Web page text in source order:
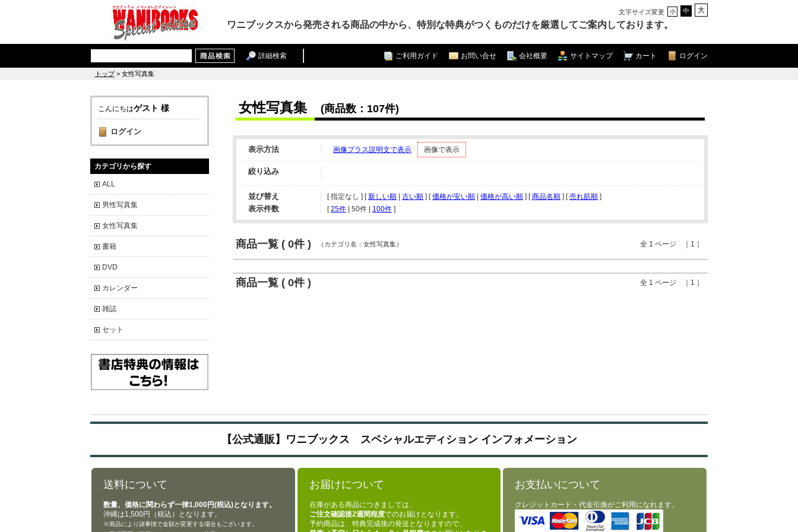
文字サイズ変更 小 中 大
ワニブックスから発売される商品の中から、特別な特典がつくものだけを厳選してご案内しております。
詳細検索 ログイン
カート
サイトマップ
会社概要
お問い合せ
ご利用ガイド
トップ> 女性写真集
こんにちはゲスト 様
ログイン
カテゴリから探す
ALL
男性写真集
女性写真集
書籍
DVD
カレンダー
雑誌
セット
女性写真集 (商品数：107件)
表示方法 画像プラス説明文で表示 画像で表示
絞り込み
並び替え [ 指定なし ] [新しい順 古い順 ] [価格が安い順 価格が高い順 ] [商品名順 ] [売れ筋順 ]
表示件数 [ 25件 50件 100件 ]
商品一覧 ( 0件 ) 全 1 ページ ｜1｜
（カテゴリ名：女性写真集）
商品一覧 ( 0件 ) 全 1 ページ ｜1｜
【公式通販】ワニブックス スペシャルエディション インフォメーション
送料について
数量、価格に関わらず一律1,000円(税込)となります。
沖縄は1,500円（税込）となります。
※商品により諸事情で金額が変更する場合もございます。
お届けについて
在庫がある商品につきましては、
ご注文確認後2週間程度でのお届けとなります。
予約商品は、特典完成後の発送となりますので、
お支払いについて
クレジットカード・代金引換がご利用になれます。